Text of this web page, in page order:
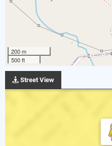
200 m
500 ft
Street View